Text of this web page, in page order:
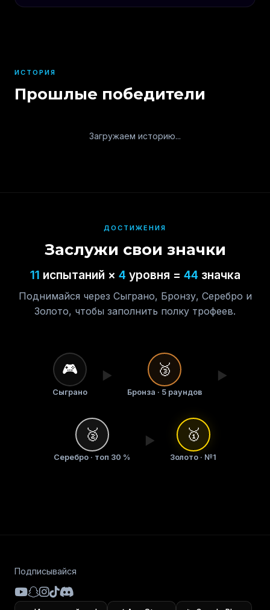
ИСТОРИЯ
Прошлые победители
Загружаем историю...
ДОСТИЖЕНИЯ
Заслужи свои значки
11 испытаний × 4 уровня = 44 значка
Поднимайся через Сыграно, Бронзу, Серебро и
Золото, чтобы заполнить полку трофеев.
🎮
Сыграно
▶ 🥉
Бронза · 5 раундов
▶
🥈
Серебро · топ 30 %
▶ 🥇
Золото · №1
Подписывайся